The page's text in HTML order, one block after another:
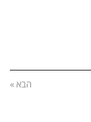
הבא »